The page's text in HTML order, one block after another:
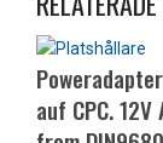
auf CPC.